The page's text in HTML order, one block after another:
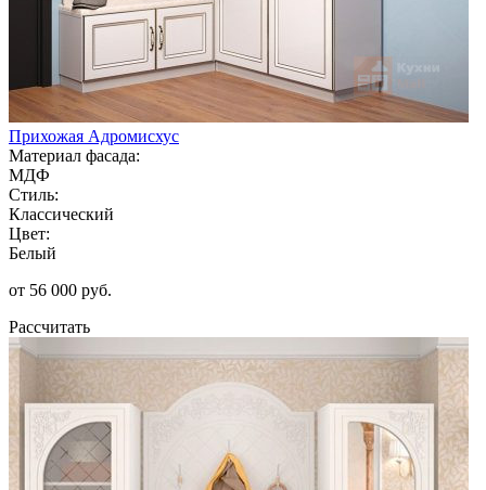
Прихожая Адромисхус
Материал фасада:
МДФ
Стиль:
Классический
Цвет:
Белый
от 56 000 руб.
Рассчитать